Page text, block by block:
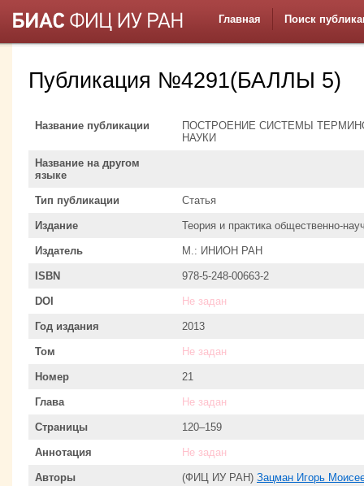
Главная Поиск
Публикация №4291(БАЛЛЫ 5)
Название публикации
ПОСТРОЕНИЕ СИСТЕМЫ
НАУКИ
Название на другом
языке
Тип публикации Статья
Издание Теория и практика общественно-
Издатель М.: ИНИОН РАН
ISBN 978-5-248-00663-2
DOI Не задан
Год издания 2013
Том Не задан
Номер 21
Глава Не задан
Страницы 120–159
Аннотация Не задан
Авторы (ФИЦ ИУ РАН) Зацман Игорь